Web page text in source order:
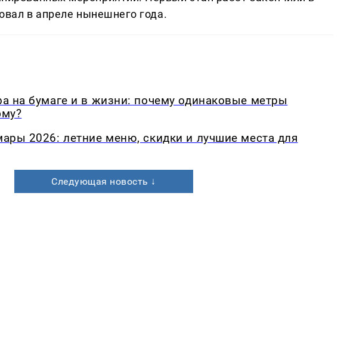
в апреле нынешнего года.
на бумаге и в жизни: почему одинаковые метры
2026: летние меню, скидки и лучшие места для
Следующая новость ↓